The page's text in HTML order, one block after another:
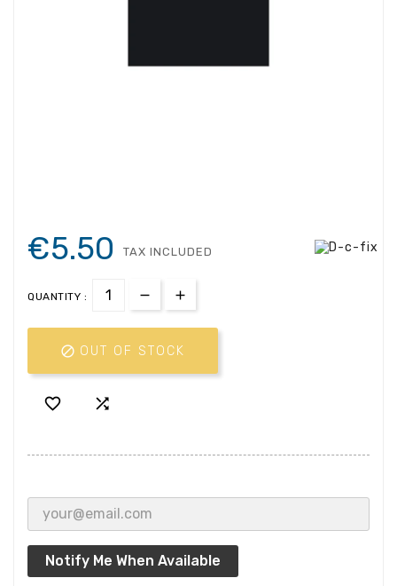
€5.50 TAX INCLUDED
QUANTITY :
 OUT OF STOCK
 
Notify Me When Available